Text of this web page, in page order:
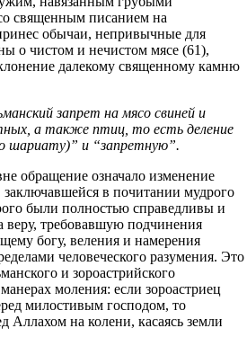
священным писанием на
обычаи, непривычные для
о чистом и нечистом мясе (61),
далекому священному камню
запрет на мясо свиней и
а также птиц, то есть деление
шариату)” и “запретную”.
обращение означало изменение
заключавшейся в почитании мудрого
были полностью справедливы и
требовавшую подчинения
богу, веления и намерения
человеческого разумения. Это
и зороастрийского
моления: если зороастриец
милостивым господом, то
Аллахом на колени, касаясь земли